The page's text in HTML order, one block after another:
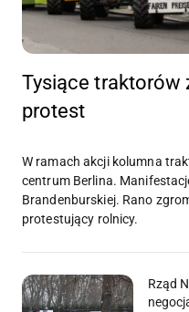
Tysiące traktorów
protest
W ramach akcji kolumna
centrum Berlina.
Brandenburskiej. Rano
protestujący rolnicy.
Rząd